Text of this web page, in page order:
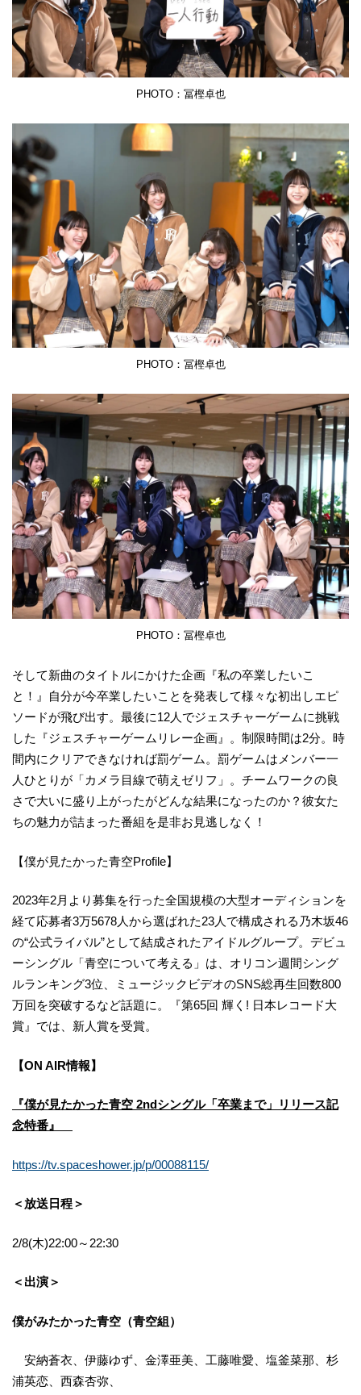
PHOTO：冨樫卓也
PHOTO：冨樫卓也
PHOTO：冨樫卓也
そして新曲のタイトルにかけた企画『私の卒業したいこ
と！』自分が今卒業したいことを発表して様々な初出しエピ
ソードが飛び出す。最後に12人でジェスチャーゲームに挑戦
した『ジェスチャーゲームリレー企画』。制限時間は2分。時
間内にクリアできなければ罰ゲーム。罰ゲームはメンバー一
人ひとりが「カメラ目線で萌えゼリフ」。チームワークの良
さで大いに盛り上がったがどんな結果になったのか？彼女た
ちの魅力が詰まった番組を是非お見逃しなく！
【僕が見たかった青空Profile】
2023年2月より募集を行った全国規模の大型オーディションを
経て応募者3万5678人から選ばれた23人で構成される乃木坂46
の“公式ライバル”として結成されたアイドルグループ。デビュ
ーシングル「青空について考える」は、オリコン週間シング
ルランキング3位、ミュージックビデオのSNS総再生回数800
万回を突破するなど話題に。『第65回 輝く! 日本レコード大
賞』では、新人賞を受賞。
【ON AIR情報】
『僕が見たかった青空 2ndシングル「卒業まで」リリース記
念特番』
https://tv.spaceshower.jp/p/00088115/
＜放送日程＞
2/8(木)22:00～22:30
＜出演＞
僕がみたかった青空（青空組）
安納蒼衣、伊藤ゆず、金澤亜美、工藤唯愛、塩釜菜那、杉
浦英恋、西森杏弥、